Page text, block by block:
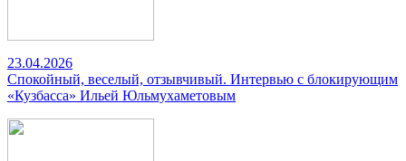
23.04.2026
Спокойный, веселый, отзывчивый. Интервью с блокирующим
«Кузбасса» Ильей Юльмухаметовым